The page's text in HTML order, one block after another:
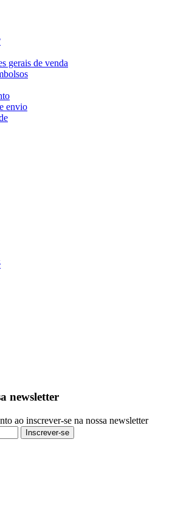
gerais de venda
envio
newsletter
ao inscrever-se na nossa newsletter
Inscrever-se